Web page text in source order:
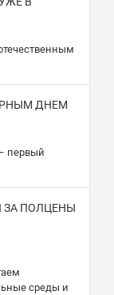
ДНЕМ
первый
ЗА ПОЛЦЕНЫ
среды и